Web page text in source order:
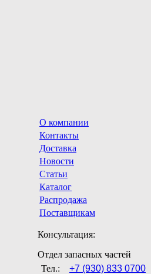
О компании
Контакты
Доставка
Новости
Статьи
Каталог
Распродажа
Поставщикам
Консультация:
Отдел запасных частей
Тел.:
+7 (930) 833 0700